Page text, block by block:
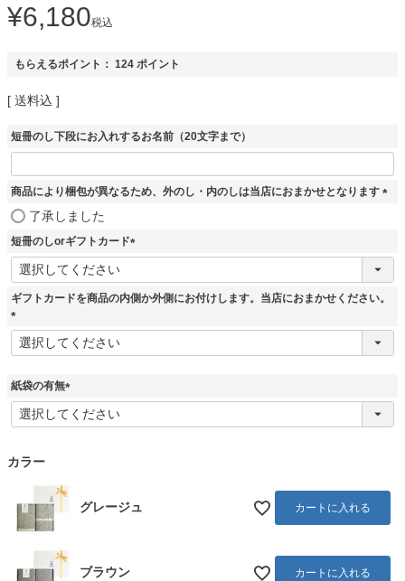
¥6,180税込
もらえるポイント： 124 ポイント
送料込
短冊のし下段にお入れするお名前（20文字まで）
商品により梱包が異なるため、外のし・内のしは当店におまかせとなります
)
了承しました
短冊のしorギフトカード
(
須
ギフトカードを商品の内側か外側にお付けします。当店におまかせください。
(
必
)紙袋の有無
(
必
カラー
グレージュ カートに入れる
ブラウン カートに入れる